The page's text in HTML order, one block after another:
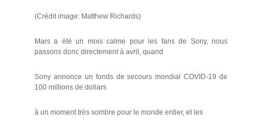
(Crédit image: Matthew Richards)
Mars a été un mois calme pour les fans de Sony, nous
passons donc directement à avril, quand
Sony annonce un fonds de secours mondial COVID-19 de
100 millions de dollars
à un moment très sombre pour le monde entier, et les